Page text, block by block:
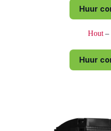
Huur
Hout –
Huur